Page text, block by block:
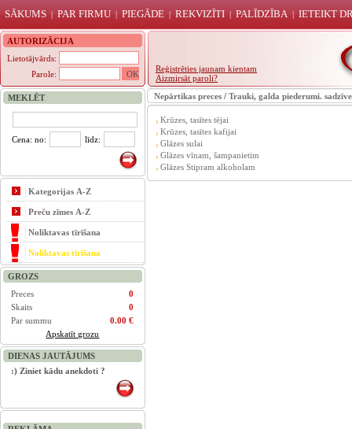
SĀKUMS | PAR FIRMU| PIEGĀDE | REKVIZĪTI | PALĪDZĪBA | IETEIKT
AUTORIZĀCIJA
Lietotājvārds:
Parole:
Reģistrēties jaunam kientam
Aizmirsāt paroli?
MEKLĒT
Cena: no: līdz:
Kategorijas A-Z
Preču zīmes A-Z
Noliktavas tīrīšana
Noliktavas tīrīšana
GROZS
Preces
0
Skaits
0
Par summu
0.00 €
Apskatīt grozu
DIENAS JAUTĀJUMS
:) Ziniet kādu anekdoti ?
Nepārtikas preces / Trauki, galda piederumi.
Krūzes, tasītes tējai
Krūzes, tasītes kafijai
Glāzes sulai
Glāzes vīnam, šampanietim
Glāzes Stipram alkoholam